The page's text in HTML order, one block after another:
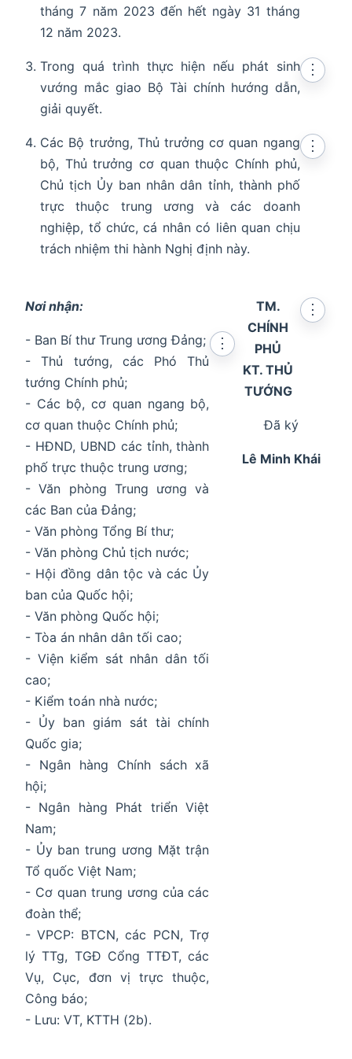
tháng 7 năm 2023 đến hết ngày 31 tháng
12 năm 2023.
Trong quá trình thực hiện nếu phát sinh
vướng mắc giao Bộ Tài chính hướng dẫn,
giải quyết.
⋮
Các Bộ trưởng, Thủ trưởng cơ quan ngang
bộ, Thủ trưởng cơ quan thuộc Chính phủ,
Chủ tịch Ủy ban nhân dân tỉnh, thành phố
trực thuộc trung ương và các doanh
nghiệp, tổ chức, cá nhân có liên quan chịu
trách nhiệm thi hành Nghị định này.
⋮
Nơi nhận:
- Ban Bí thư Trung ương Đảng;
- Thủ tướng, các Phó Thủ
tướng Chính phủ;
- Các bộ, cơ quan ngang bộ,
cơ quan thuộc Chính phủ;
- HĐND, UBND các tỉnh, thành
phố trực thuộc trung ương;
- Văn phòng Trung ương và
các Ban của Đảng;
- Văn phòng Tổng Bí thư;
- Văn phòng Chủ tịch nước;
- Hội đồng dân tộc và các Ủy
ban của Quốc hội;
- Văn phòng Quốc hội;
- Tòa án nhân dân tối cao;
- Viện kiểm sát nhân dân tối
cao;
- Kiểm toán nhà nước;
- Ủy ban giám sát tài chính
Quốc gia;
- Ngân hàng Chính sách xã
hội;
- Ngân hàng Phát triển Việt
Nam;
- Ủy ban trung ương Mặt trận
Tổ quốc Việt Nam;
- Cơ quan trung ương của các
đoàn thể;
- VPCP: BTCN, các PCN, Trợ
lý TTg, TGĐ Cổng TTĐT, các
Vụ, Cục, đơn vị trực thuộc,
Công báo;
- Lưu: VT, KTTH (2b).
⋮
TM.
CHÍNH
PHỦ
KT. THỦ
TƯỚNG
⋮
Đã ký
Lê Minh Khái